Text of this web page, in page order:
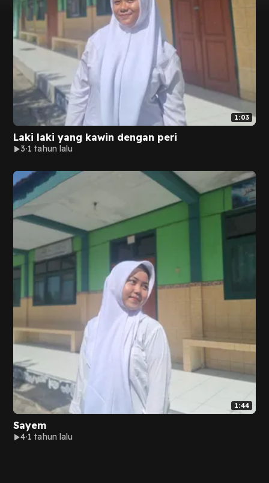
1:03
Laki laki yang kawin dengan peri
3 1 tahun lalu
1:44
Sayem
4 1 tahun lalu